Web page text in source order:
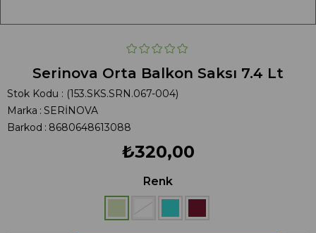
Serinova Orta Balkon Saksı 7.4 Lt
Stok Kodu
(153.SKS.SRN.067-004)
Marka : SERİNOVA
Barkod : 8680648613088
₺320,00
Renk